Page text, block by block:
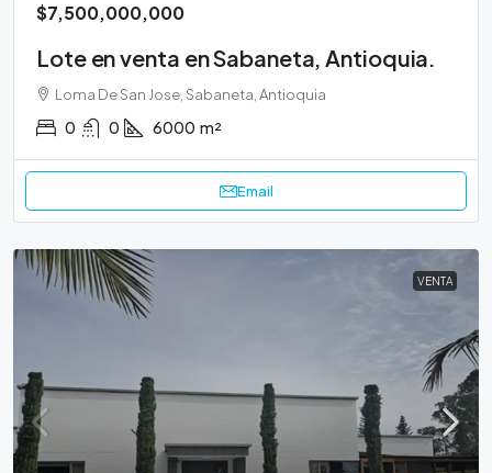
$7,500,000,000
Lote en venta en Sabaneta, Antioquia.
Loma De San Jose, Sabaneta, Antioquia
0 0 6000 m²
Email
VENTA